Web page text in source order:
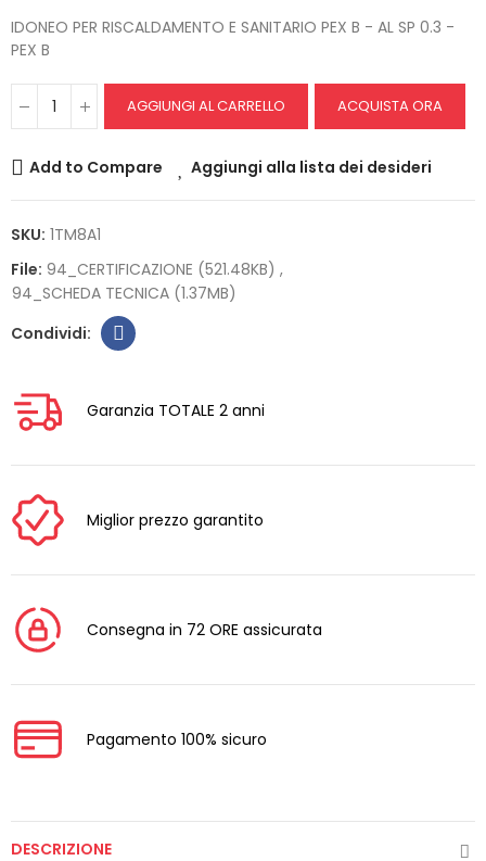
IDONEO PER RISCALDAMENTO E SANITARIO PEX B - AL SP 0.3 -
PEX B
AGGIUNGI AL CARRELLO ACQUISTA ORA
Add to Compare Aggiungi alla lista dei desideri
SKU: 1TM8A1
File: 94_CERTIFICAZIONE (521.48KB)
94_SCHEDA TECNICA (1.37MB)
Garanzia TOTALE 2 anni
Miglior prezzo garantito
Consegna in 72 ORE assicurata
Pagamento 100% sicuro
DESCRIZIONE